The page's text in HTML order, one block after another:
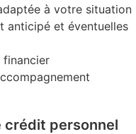
à votre situation
anticipé et éventuelles
financier
crédit personnel